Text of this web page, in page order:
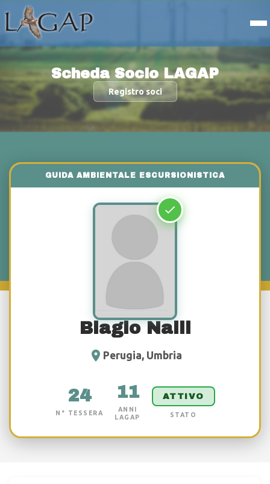
Scheda Socio LAGAP
Registro soci
Biagio Nalli
Perugia, Umbria
24
N° TESSERA
11
ANNI
LAGAP
ATTIVO
STATO